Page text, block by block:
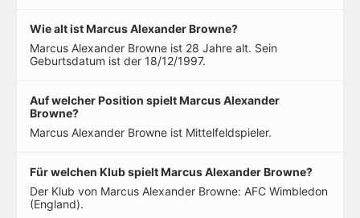
Wie alt ist Marcus Alexander Browne?
Marcus Alexander Browne ist 28 Jahre alt. Sein
Geburtsdatum ist der 18/12/1997.
Auf welcher Position spielt Marcus Alexander
Browne?
Marcus Alexander Browne ist Mittelfeldspieler.
Für welchen Klub spielt Marcus Alexander Browne?
Der Klub von Marcus Alexander Browne: AFC Wimbledon
(England).